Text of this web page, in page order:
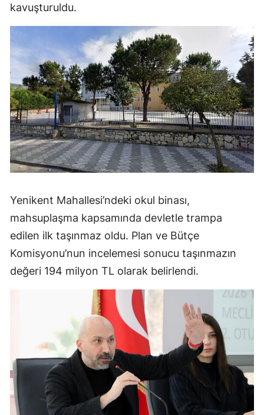
kavuşturuldu.
Yenikent Mahallesi’ndeki okul binası,
mahsuplaşma kapsamında devletle trampa
edilen ilk taşınmaz oldu. Plan ve Bütçe
Komisyonu’nun incelemesi sonucu taşınmazın
değeri 194 milyon TL olarak belirlendi.